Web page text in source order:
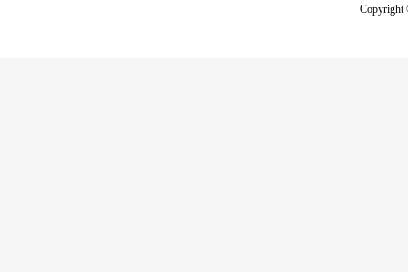
Copyright